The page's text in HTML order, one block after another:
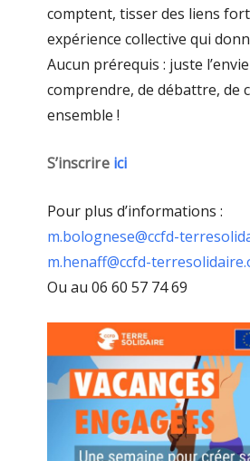
comptent, tisser des liens
expérience collective qui
Aucun prérequis : juste
comprendre, de débattre, de
ensemble !
S’inscrire ici
Pour plus d’informations :
m.bolognese@ccfd-
m.henaff@ccfd-
Ou au 06 60 57 74 69